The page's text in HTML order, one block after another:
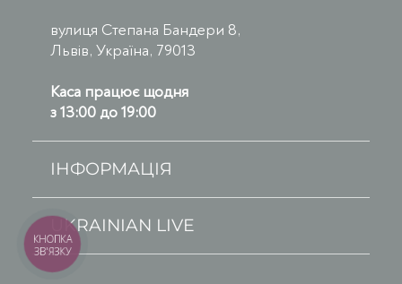
вулиця Степана Бандери 8,
Львів, Україна, 79013
Каса працює щодня
з 13:00 до 19:00
ІНФОРМАЦІЯ
UKRAINIAN LIVE
КНОПКА
ЗВ'ЯЗКУ